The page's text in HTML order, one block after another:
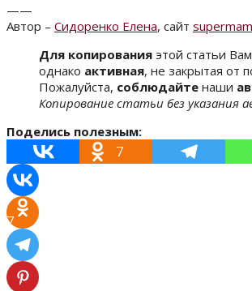
——
Автор – Сидоренко Елена, сайт
Для копирования этой статьи
однако активная, не закрытая от
Пожалуйста, соблюдайте наши
Копирование статьи без указания
Поделись полезным:
7
7